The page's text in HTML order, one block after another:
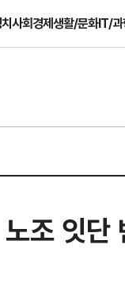
사회경제생활/문화IT/과
조 잇단